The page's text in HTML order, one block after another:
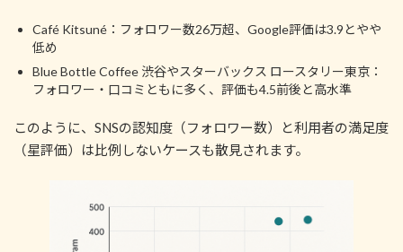
Café Kitsuné：フォロワー数26万超、Google評価は3.9とやや
低め
Blue Bottle Coffee 渋谷やスターバックス ロースタリー東京：
フォロワー・口コミともに多く、評価も4.5前後と高水準
このように、SNSの認知度（フォロワー数）と利用者の満足度
（星評価）は比例しないケースも散見されます。